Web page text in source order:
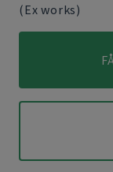
(Ex works)